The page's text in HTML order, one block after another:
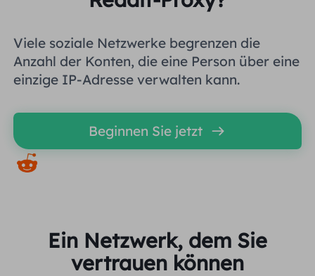
Viele soziale Netzwerke begrenzen die
Anzahl der Konten, die eine Person über eine
einzige IP-Adresse verwalten kann.
Beginnen Sie jetzt
Ein Netzwerk, dem Sie
vertrauen können